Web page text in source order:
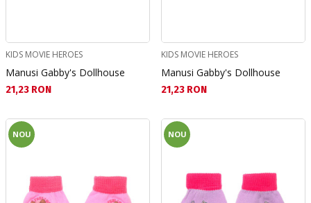
KIDS MOVIE HEROES
Manusi Gabby's Dollhouse
Текуща цена:
21,23 RON
KIDS MOVIE HEROES
Manusi Gabby's Dollhouse
Текуща цена:
21,23 RON
NOU NOU